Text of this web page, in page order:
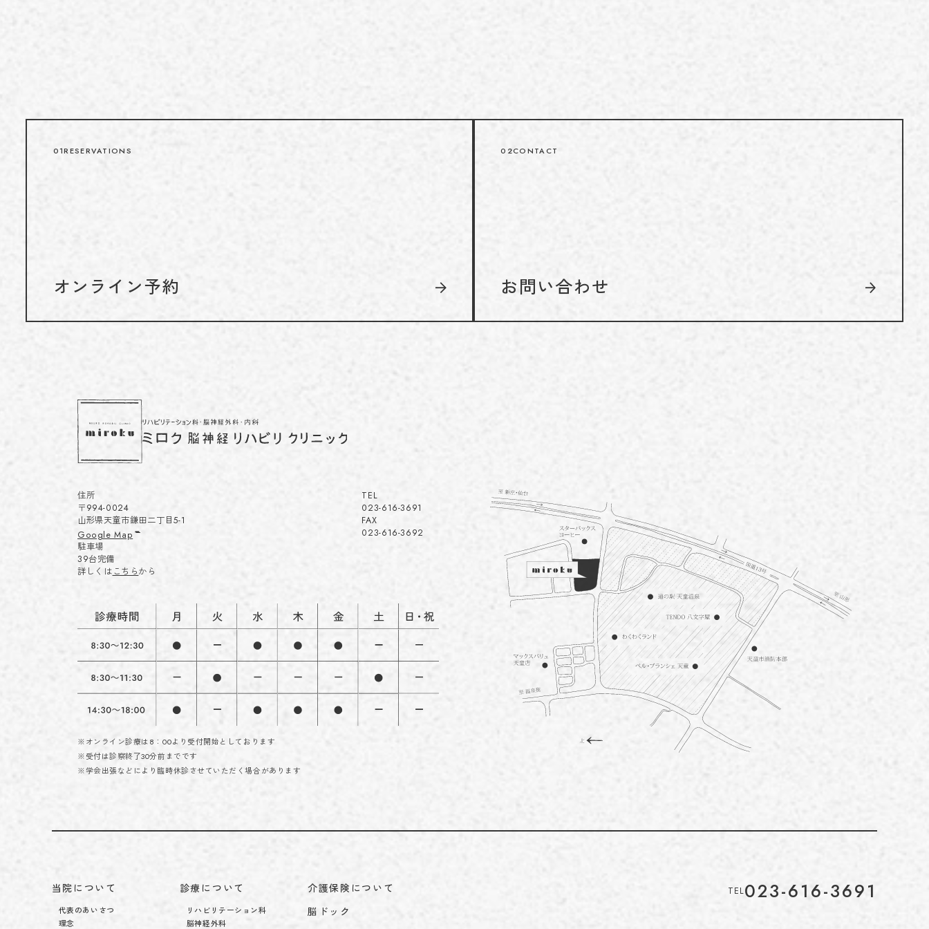
01RESERVATIONS
オンライン予約
02CONTACT
お問い合わせ
住所
〒994-0024
山形県天童市鎌田二丁目5-1
Google Map
駐車場
39台完備
詳しくは こちらから
TEL
023-616-3691
FAX
023-616-3692
※オンライン診療は8：00より受付開始としております
※受付は診察終了30分前までです
※学会出張などにより臨時休診させていただく場合があります
当院について
代表のあいさつ
理念
診療について
リハビリテーション科
脳神経外科
介護保険について
脳ドック
TEL023-616-3691